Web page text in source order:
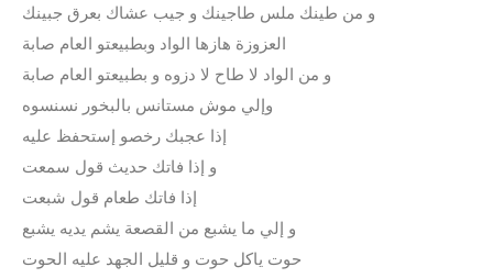
و من طينك ملس طاجينك و جيب عشاك بعرق جبينك
العزوزة هازها الواد وبطبيعتو العام صابة
و من الواد لا طاح لا دزوه و بطبيعتو العام صابة
وإلي موش مستانس بالبخور نسنسوه
إذا عجبك رخصو إستحفظ عليه
و إذا فاتك حديث قول سمعت
إذا فاتك طعام قول شبعت
و إلي ما يشبع من القصعة يشم يديه يشبع
حوت ياكل حوت و قليل الجهد عليه الحوت